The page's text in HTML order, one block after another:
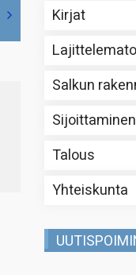
Kirjat
Salkun
Sijoittaminen
Talous
Yhteiskunta